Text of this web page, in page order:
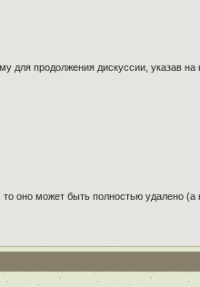
продолжения дискуссии, указав
оно может быть полностью удалено (а